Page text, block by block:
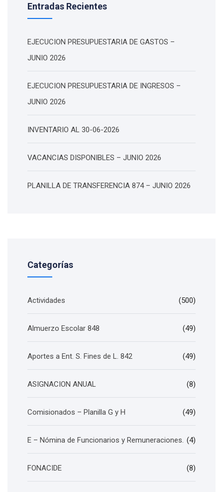
Entradas Recientes
EJECUCION PRESUPUESTARIA DE GASTOS –
JUNIO 2026
EJECUCION PRESUPUESTARIA DE INGRESOS –
JUNIO 2026
INVENTARIO AL 30-06-2026
VACANCIAS DISPONIBLES – JUNIO 2026
PLANILLA DE TRANSFERENCIA 874 – JUNIO 2026
Categorías
Actividades (500)
Almuerzo Escolar 848 (49)
Aportes a Ent. S. Fines de L. 842 (49)
ASIGNACION ANUAL (8)
Comisionados – Planilla G y H (49)
E – Nómina de Funcionarios y Remuneraciones. (4)
FONACIDE (8)